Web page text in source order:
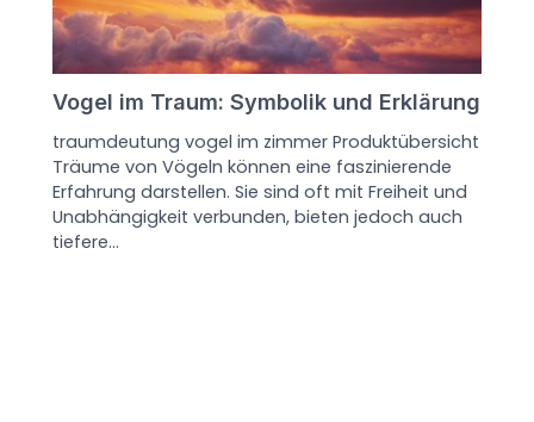
Vogel im Traum: Symbolik und Erklärung
traumdeutung vogel im zimmer Produktübersicht
Träume von Vögeln können eine faszinierende
Erfahrung darstellen. Sie sind oft mit Freiheit und
Unabhängigkeit verbunden, bieten jedoch auch
tiefere…